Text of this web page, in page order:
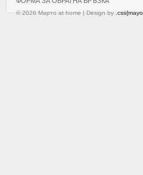
© 2026 Марто at home | Design by